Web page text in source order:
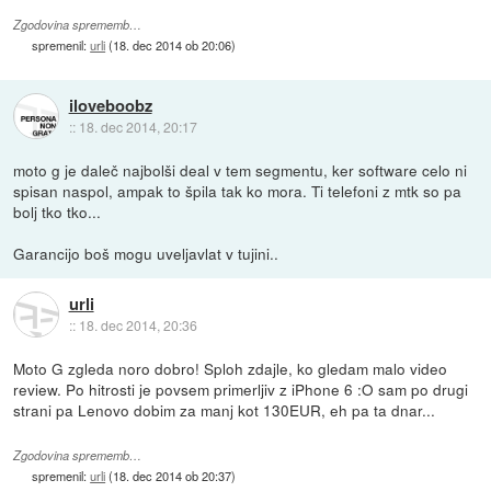
Zgodovina sprememb…
spremenil:urli(18. dec 2014 ob 20:06)
iloveboobz
:: 18. dec 2014, 20:17
moto g je daleč najbolši deal v tem segmentu, ker software celo ni
spisan naspol, ampak to špila tak ko mora. Ti telefoni z mtk so pa
bolj tko tko...
Garancijo boš mogu uveljavlat v tujini..
urli
:: 18. dec 2014, 20:36
Moto G zgleda noro dobro! Sploh zdajle, ko gledam malo video
review. Po hitrosti je povsem primerljiv z iPhone 6 :O sam po drugi
strani pa Lenovo dobim za manj kot 130EUR, eh pa ta dnar...
Zgodovina sprememb…
spremenil:urli(18. dec 2014 ob 20:37)